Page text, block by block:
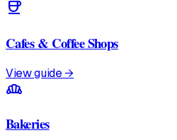
coffee
Cafes & Coffee Shops
View guide →
bakery_dining
Bakeries